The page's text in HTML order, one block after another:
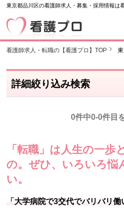
東京都品川区の看護師求人・募集・採用情報
看護師求人・転職の【看護プロ】TOP
詳細絞り込み検索
0件中0-0件目
「転職」は人生の一歩
の。ぜひ、いろいろ悩
い。
「大学病院で3交代でバリバリ